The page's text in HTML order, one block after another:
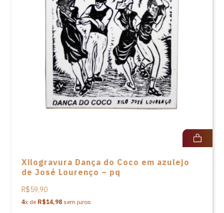
Xilogravura Dança do Coco em azulejo
de José Lourenço – pq
R$59,90
4x de R$14,98 sem juros